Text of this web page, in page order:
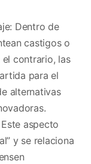
Dentro de
castigos o
contrario, las
para el
alternativas
aspecto
y se relaciona